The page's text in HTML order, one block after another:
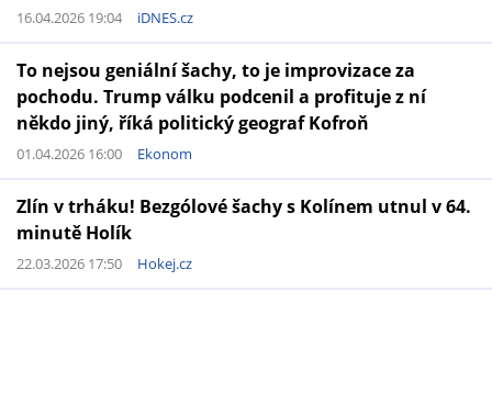
16.04.2026 19:04 iDNES.cz
To nejsou geniální šachy, to je improvizace za
pochodu. Trump válku podcenil a profituje z ní
někdo jiný, říká politický geograf Kofroň
01.04.2026 16:00 Ekonom
Zlín v trháku! Bezgólové šachy s Kolínem utnul v 64.
minutě Holík
22.03.2026 17:50 Hokej.cz